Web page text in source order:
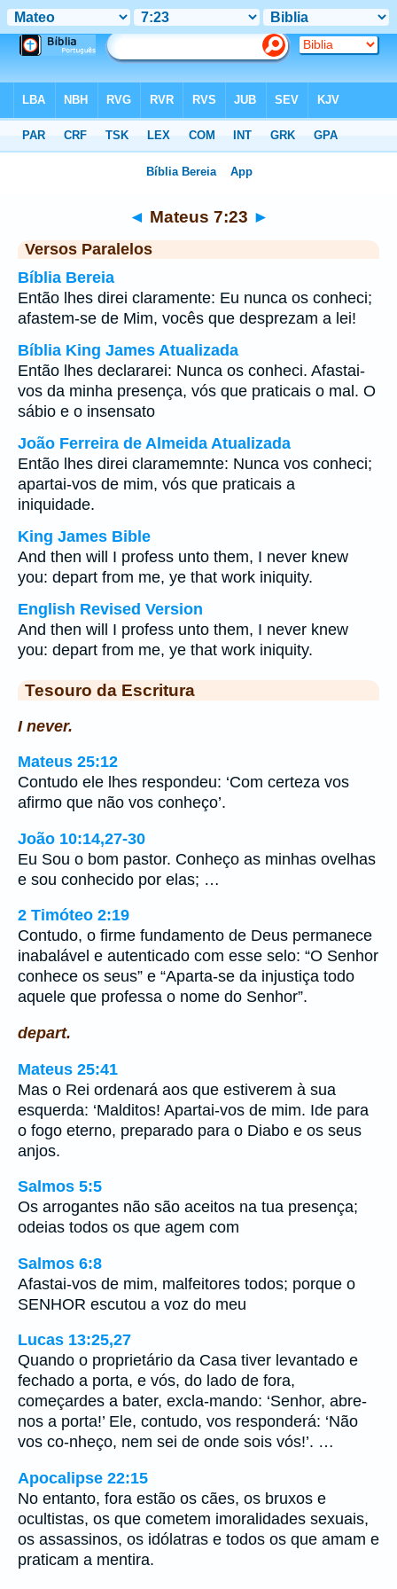
◄ Mateus 7:23 ►
Versos Paralelos
Bíblia Bereia
Então lhes direi claramente: Eu nunca os conheci;
afastem-se de Mim, vocês que desprezam a lei!
Bíblia King James Atualizada
Então lhes declararei: Nunca os conheci. Afastai-
vos da minha presença, vós que praticais o mal. O
sábio e o insensato
João Ferreira de Almeida Atualizada
Então lhes direi claramemnte: Nunca vos conheci;
apartai-vos de mim, vós que praticais a
iniquidade.
King James Bible
And then will I profess unto them, I never knew
you: depart from me, ye that work iniquity.
English Revised Version
And then will I profess unto them, I never knew
you: depart from me, ye that work iniquity.
Tesouro da Escritura
I never.
Mateus 25:12
Contudo ele lhes respondeu: ‘Com certeza vos
afirmo que não vos conheço’.
João 10:14,27-30
Eu Sou o bom pastor. Conheço as minhas ovelhas
e sou conhecido por elas; …
2 Timóteo 2:19
Contudo, o firme fundamento de Deus permanece
inabalável e autenticado com esse selo: “O Senhor
conhece os seus” e “Aparta-se da injustiça todo
aquele que professa o nome do Senhor”.
depart.
Mateus 25:41
Mas o Rei ordenará aos que estiverem à sua
esquerda: ‘Malditos! Apartai-vos de mim. Ide para
o fogo eterno, preparado para o Diabo e os seus
anjos.
Salmos 5:5
Os arrogantes não são aceitos na tua presença;
odeias todos os que agem com
Salmos 6:8
Afastai-vos de mim, malfeitores todos; porque o
SENHOR escutou a voz do meu
Lucas 13:25,27
Quando o proprietário da Casa tiver levantado e
fechado a porta, e vós, do lado de fora,
começardes a bater, excla-mando: ‘Senhor, abre-
nos a porta!’ Ele, contudo, vos responderá: ‘Não
vos co-nheço, nem sei de onde sois vós!’. …
Apocalipse 22:15
No entanto, fora estão os cães, os bruxos e
ocultistas, os que cometem imoralidades sexuais,
os assassinos, os idólatras e todos os que amam e
praticam a mentira.